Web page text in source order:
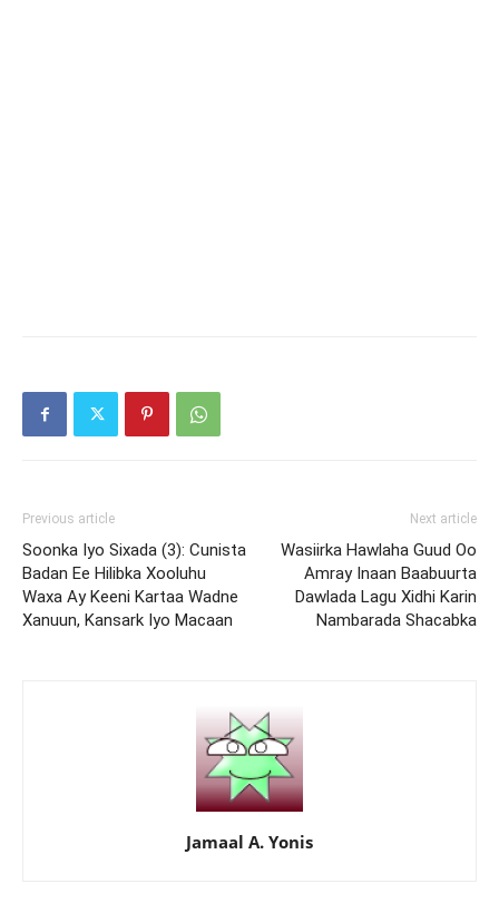
Previous article
Soonka Iyo Sixada (3): Cunista
Badan Ee Hilibka Xooluhu
Waxa Ay Keeni Kartaa Wadne
Xanuun, Kansark Iyo Macaan
Next article
Wasiirka Hawlaha Guud Oo
Amray Inaan Baabuurta
Dawlada Lagu Xidhi Karin
Nambarada Shacabka
Jamaal A. Yonis